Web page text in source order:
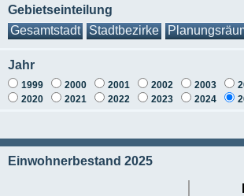
Gebietseinteilung
Gesamtstadt
Stadtbezirke
Jahr
1999 2000 2001 2002 2003
2020
2021 2022 2023 2024
Einwohnerbestand 2025